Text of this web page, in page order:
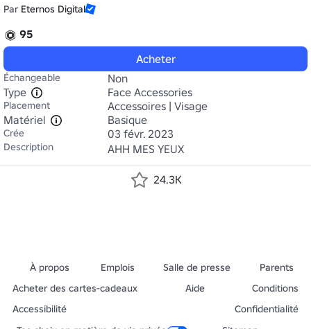
Par Eternos Digital
95
Acheter
Échangeable
Non
Type
Face Accessories
Placement
Accessoires | Visage
Matériel
Basique
Crée 03 févr. 2023
Description AHH MES YEUX
24.3K
À propos Emplois Salle de presse
Parents
Acheter des cartes-cadeaux
Aide
Conditions
Accessibilité
Confidentialité